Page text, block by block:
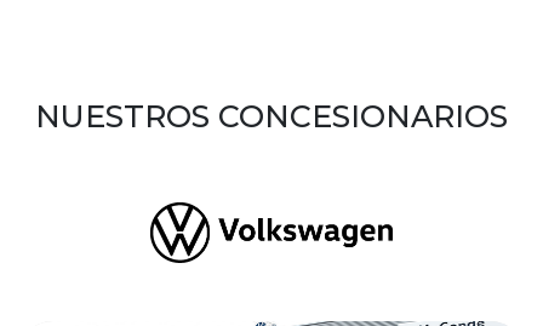
NUESTROS CONCESIONARIOS